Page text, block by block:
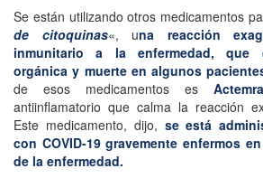
Se están utilizando otros medicamentos
de citoquinas«, una reacción
inmunitario a la enfermedad, que
orgánica y muerte en algunos
de esos medicamentos es
antiinflamatorio que calma la reacción
Este medicamento, dijo, se está
con COVID-19 gravemente enfermos
de la enfermedad.